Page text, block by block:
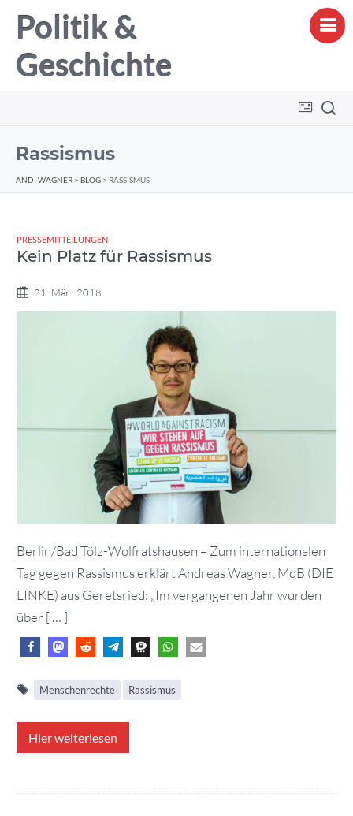
Politik &
Geschichte
Rassismus
ANDI WAGNER > BLOG > RASSISMUS
PRESSEMITTEILUNGEN
Kein Platz für Rassismus
21. März 2018
Berlin/Bad Tölz-Wolfratshausen – Zum internationalen
Tag gegen Rassismus erklärt Andreas Wagner, MdB (DIE
LINKE) aus Geretsried: „Im vergangenen Jahr wurden
über [ … ]
Menschenrechte Rassismus
Hier weiterlesen